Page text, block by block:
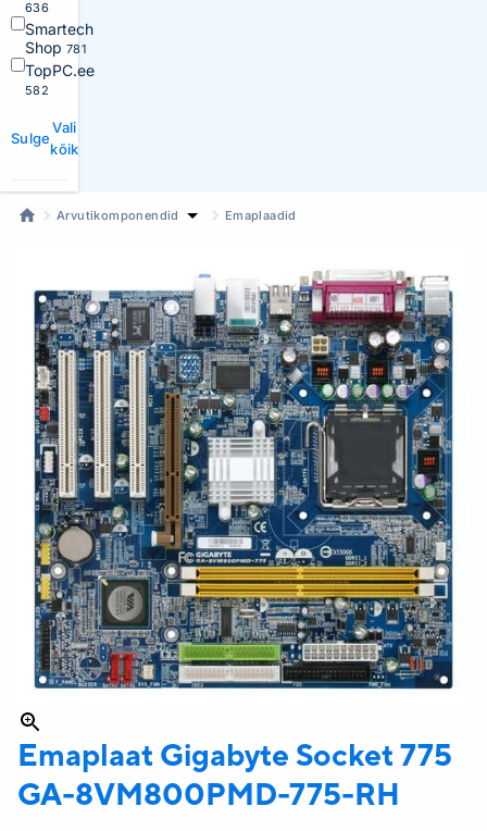
636
Smartech
Shop 781
TopPC.ee
582
Sulge
Vali
kõik
Arvutikomponendid Emaplaadid
Emaplaat Gigabyte Socket 775
GA-8VM800PMD-775-RH